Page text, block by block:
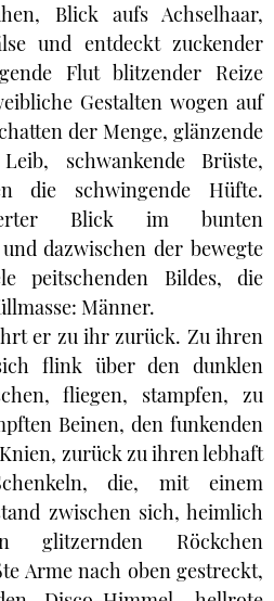
Blick aufs Achselhaar,
und entdeckt zuckender
Flut blitzender Reize
Gestalten wogen auf
der Menge, glänzende
schwankende Brüste,
die schwingende Hüfte.
Blick im bunten
dazwischen der bewegte
peitschenden Bildes, die
Männer.
er zu ihr zurück. Zu ihren
flink über den dunklen
fliegen, stampfen, zu
Beinen, den funkenden
zurück zu ihren lebhaft
die, mit einem
zwischen sich, heimlich
Röckchen
Arme nach oben gestreckt,